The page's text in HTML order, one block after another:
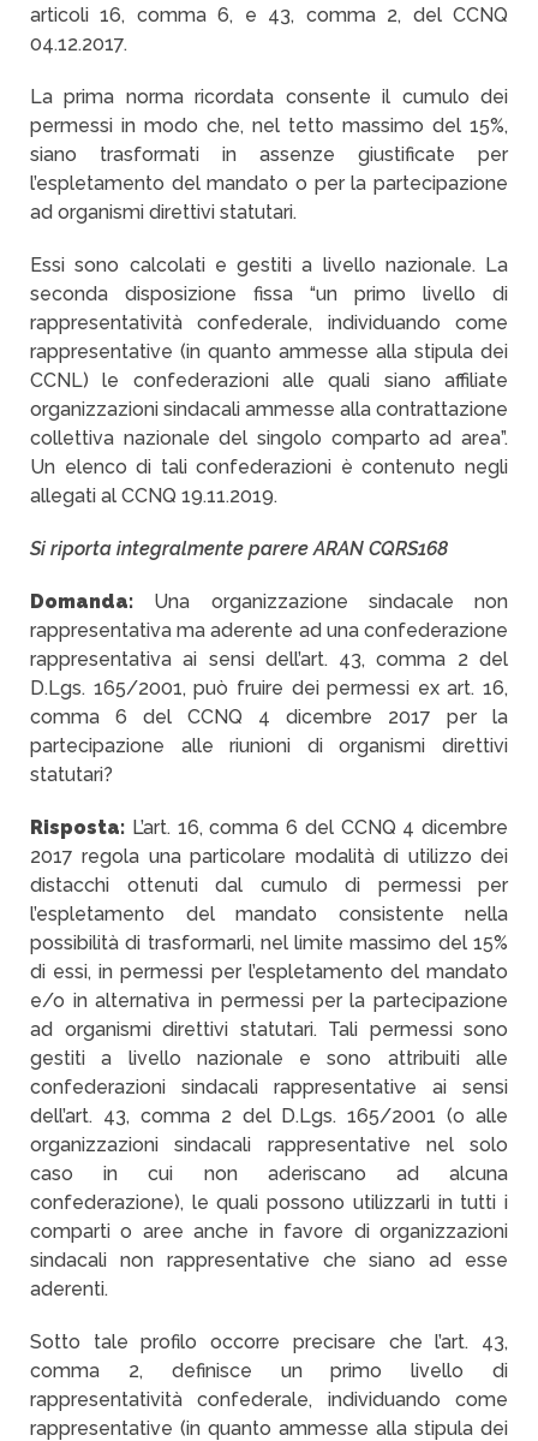
articoli 16, comma 6, e 43, comma 2, del CCNQ
04.12.2017.
La prima norma ricordata consente il cumulo dei
permessi in modo che, nel tetto massimo del 15%,
siano trasformati in assenze giustificate per
l’espletamento del mandato o per la partecipazione
ad organismi direttivi statutari.
Essi sono calcolati e gestiti a livello nazionale. La
seconda disposizione fissa “un primo livello di
rappresentatività confederale, individuando come
rappresentative (in quanto ammesse alla stipula dei
CCNL) le confederazioni alle quali siano affiliate
organizzazioni sindacali ammesse alla contrattazione
collettiva nazionale del singolo comparto ad area”.
Un elenco di tali confederazioni è contenuto negli
allegati al CCNQ 19.11.2019.
Si riporta integralmente parere ARAN CQRS168
Domanda: Una organizzazione sindacale non
rappresentativa ma aderente ad una confederazione
rappresentativa ai sensi dell’art. 43, comma 2 del
D.Lgs. 165/2001, può fruire dei permessi ex art. 16,
comma 6 del CCNQ 4 dicembre 2017 per la
partecipazione alle riunioni di organismi direttivi
statutari?
Risposta: L’art. 16, comma 6 del CCNQ 4 dicembre
2017 regola una particolare modalità di utilizzo dei
distacchi ottenuti dal cumulo di permessi per
l’espletamento del mandato consistente nella
possibilità di trasformarli, nel limite massimo del 15%
di essi, in permessi per l’espletamento del mandato
e/o in alternativa in permessi per la partecipazione
ad organismi direttivi statutari. Tali permessi sono
gestiti a livello nazionale e sono attribuiti alle
confederazioni sindacali rappresentative ai sensi
dell’art. 43, comma 2 del D.Lgs. 165/2001 (o alle
organizzazioni sindacali rappresentative nel solo
caso in cui non aderiscano ad alcuna
confederazione), le quali possono utilizzarli in tutti i
comparti o aree anche in favore di organizzazioni
sindacali non rappresentative che siano ad esse
aderenti.
Sotto tale profilo occorre precisare che l’art. 43,
comma 2, definisce un primo livello di
rappresentatività confederale, individuando come
rappresentative (in quanto ammesse alla stipula dei